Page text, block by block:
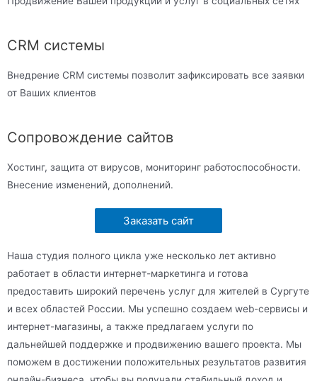
CRM системы
Внедрение CRM системы позволит зафиксировать все заявки
от Ваших клиентов
Сопровождение сайтов
Хостинг, защита от вирусов, мониторинг работоспособности.
Внесение изменений, дополнений.
Заказать сайт
Наша студия полного цикла уже несколько лет активно
работает в области интернет-маркетинга и готова
предоставить широкий перечень услуг для жителей в Сургуте
и всех областей России. Мы успешно создаем web-сервисы и
интернет-магазины, а также предлагаем услуги по
дальнейшей поддержке и продвижению вашего проекта. Мы
поможем в достижении положительных результатов развития